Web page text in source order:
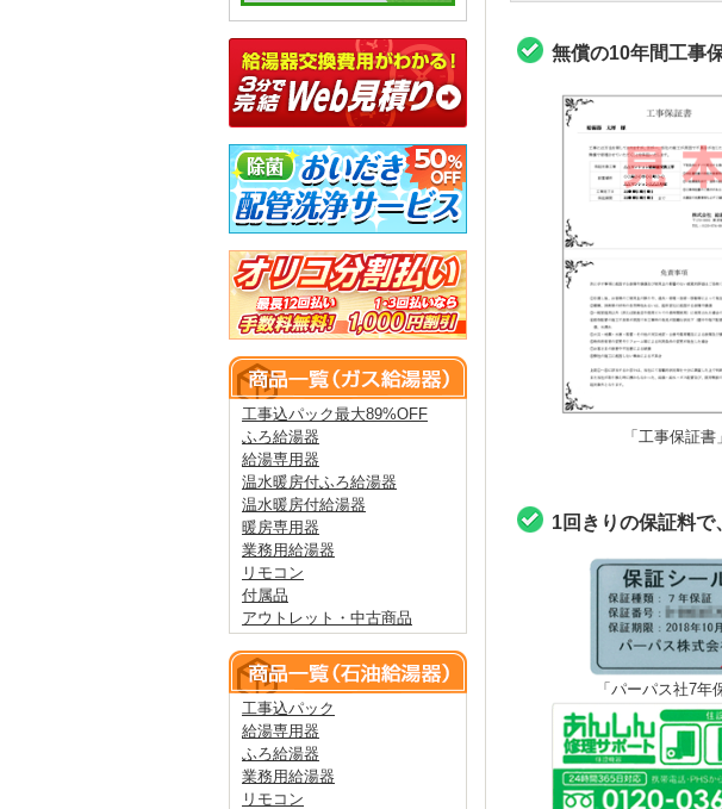
無償の10年間工事
「工事保証書」
1回きりの保証料で
「パーパス社7年
工事込パック最大89%OFF
ふろ給湯器
給湯専用器
温水暖房付ふろ給湯器
温水暖房付給湯器
暖房専用器
業務用給湯器
リモコン
付属品
アウトレット・中古商品
工事込パック
給湯専用器
ふろ給湯器
業務用給湯器
リモコン